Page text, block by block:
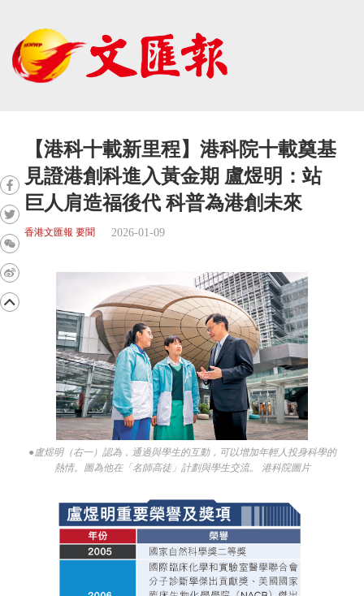
【港科十載新里程】港科院十載奠基
見證港創科進入黃金期 盧煜明：站
巨人肩造福後代 科普為港創未來
香港文匯報 要聞 2026-01-09
●盧煜明（右一）認為，通過與學生的互動，可以增加年輕人投身科學的
熱情。圖為他在「名師高徒」計劃與學生交流。 港科院圖片